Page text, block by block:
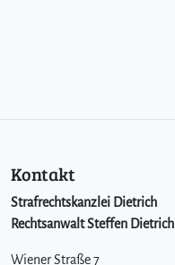
Kontakt
Strafrechtskanzlei Dietrich
Rechtsanwalt Steffen Dietrich
Wiener Straße 7